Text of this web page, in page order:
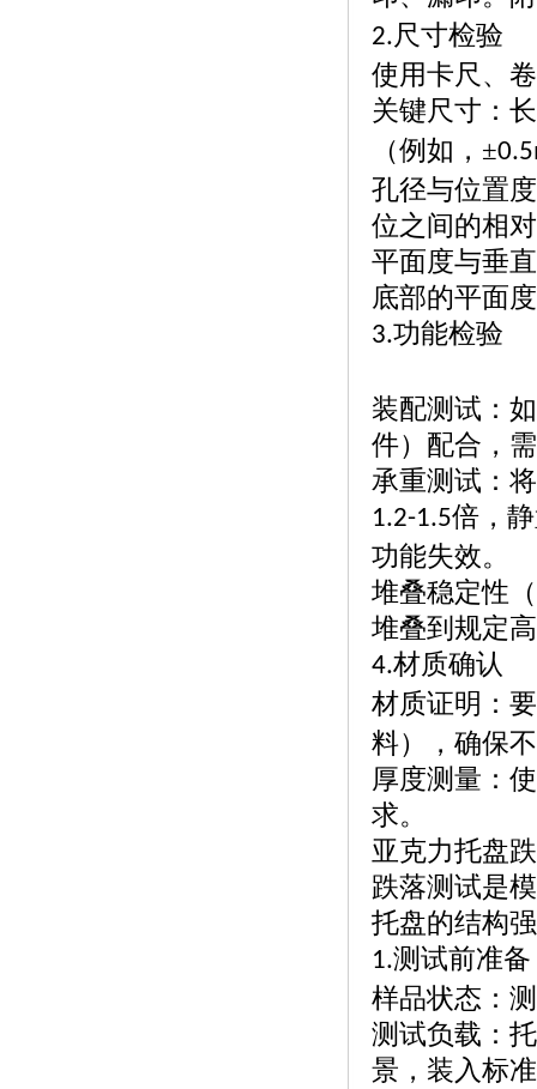
2.尺寸检验
使用卡尺、
关键尺寸：
（例如，±
孔径与位置
位之间的相
平面度与垂
底部的平面
3.功能检验
装配测试：
件）配合，
承重测试：
1.2-1.5倍，
功能失效。
堆叠稳定性
堆叠到规定
4.材质确认
材质证明：
料），确保
厚度测量：
求。
亚克力托盘
跌落测试是
托盘的结构
1.测试前准备
样品状态：
测试负载：
景，装入标